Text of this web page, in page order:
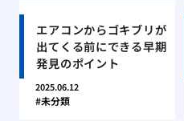
エアコンからゴキブリが
出てくる前にできる早期
発見のポイント
2025.06.12
未分類